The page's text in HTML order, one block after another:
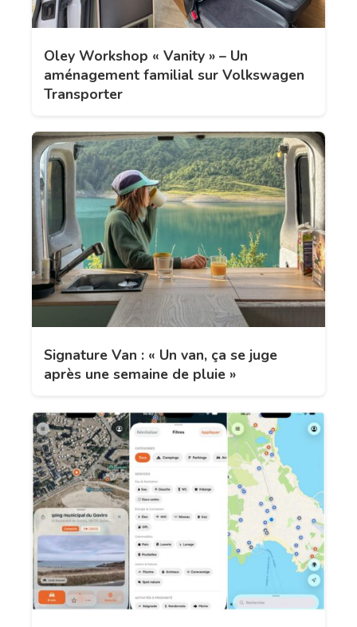
Oley Workshop « Vanity » – Un
aménagement familial sur Volkswagen
Transporter
Signature Van : « Un van, ça se juge
après une semaine de pluie »